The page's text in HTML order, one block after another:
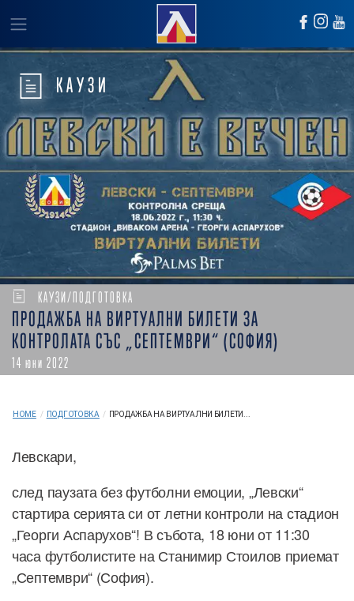
КАУЗИ
КАУЗИ/ПОДГОТОВКА
ПРОДАЖБА НА ВИРТУАЛНИ БИЛЕТИ ЗА
КОНТРОЛАТА СЪС „СЕПТЕМВРИ“ (СОФИЯ)
14 юни 2022
HOME / ПОДГОТОВКА / ПРОДАЖБА НА ВИРТУАЛНИ БИЛЕТИ...
Левскари,
след паузата без футболни емоции, „Левски“
стартира серията си от летни контроли на стадион
„Георги Аспарухов“! В събота, 18 юни от 11:30
часа футболистите на Станимир Стоилов приемат
„Септември“ (София).